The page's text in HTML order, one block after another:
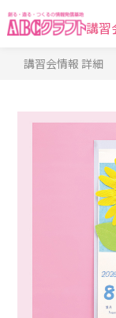
講習
講習会情報 詳細